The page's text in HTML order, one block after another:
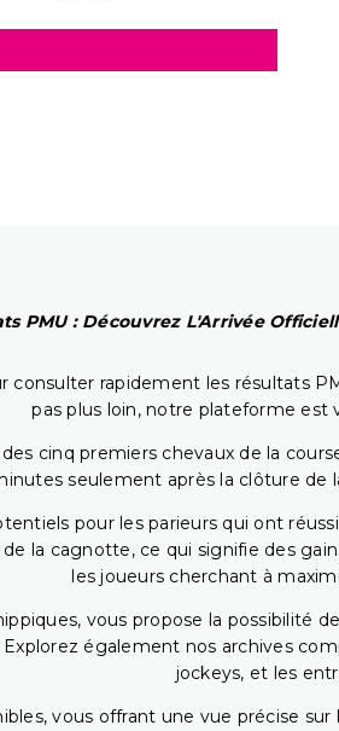
PMU : Découvrez L'Arrivée
consulter rapidement les résultats
pas plus loin, notre plateforme est
cinq premiers chevaux de la
seulement après la clôture
pour les parieurs qui ont
la cagnotte, ce qui signifie des
les joueurs cherchant à
vous propose la
également nos archives
jockeys, et les
vous offrant une vue précise